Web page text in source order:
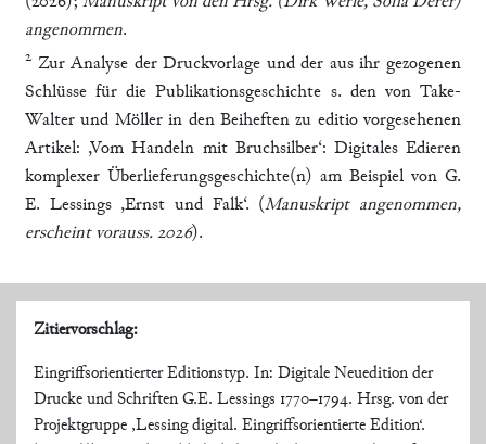
angenommen.
2Zur Analyse der Druckvorlage und der aus ihr gezogenen
Schlüsse für die Publikationsgeschichte s. den von Take-
Walter und Möller in den Beiheften zu editio vorgesehenen
Artikel: ,Vom Handeln mit Bruchsilber‘: Digitales Edieren
komplexer Überlieferungsgeschichte(n) am Beispiel von G.
E. Lessings ,Ernst und Falk‘. (Manuskript angenommen,
erscheint vorauss. 2026).
Zitiervorschlag:
Eingriffsorientierter Editionstyp. In: Digitale Neuedition der
Drucke und Schriften G.E. Lessings 1770–1794. Hrsg. von der
Projektgruppe ‚Lessing digital. Eingriffsorientierte Edition‘.